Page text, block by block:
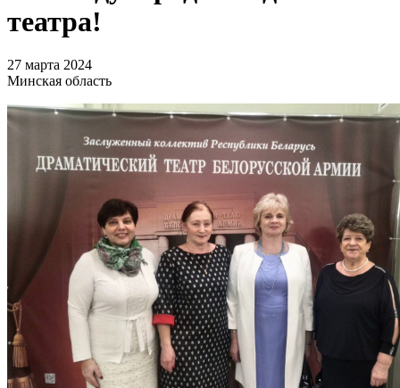
театра!
27 марта 2024
Минская область